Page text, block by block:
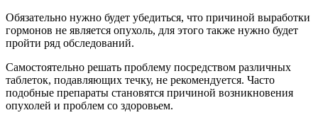
Обязательно нужно будет убедиться, что причиной выработки
гормонов не является опухоль, для этого также нужно будет
пройти ряд обследований.
Самостоятельно решать проблему посредством различных
таблеток, подавляющих течку, не рекомендуется. Часто
подобные препараты становятся причиной возникновения
опухолей и проблем со здоровьем.